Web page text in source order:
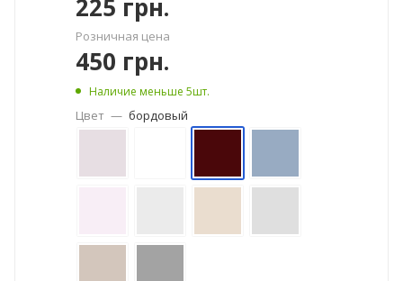
225 грн.
Розничная цена
450 грн.
Наличие меньше 5шт.
Цвет — бордовый